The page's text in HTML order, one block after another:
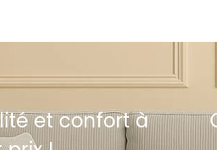
et confort à